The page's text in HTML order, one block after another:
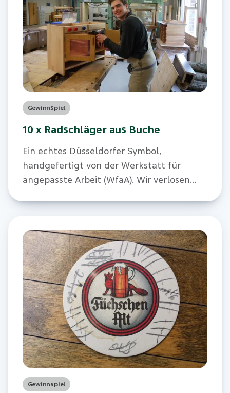
Gewinnspiel
10 x Radschläger aus Buche
Ein echtes Düsseldorfer Symbol,
handgefertigt von der Werkstatt für
angepasste Arbeit (WfaA). Wir verlosen
Gewinnspiel